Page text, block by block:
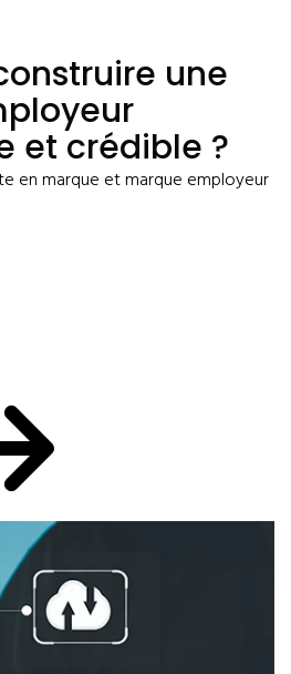
une
et crédible ?
en marque et marque employeur